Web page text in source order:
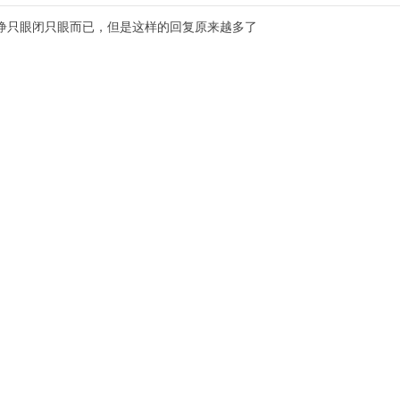
只眼闭只眼而已，但是这样的回复原来越多了